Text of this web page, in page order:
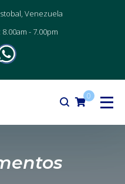
Venezuela
8.00am - 7.00pm
0